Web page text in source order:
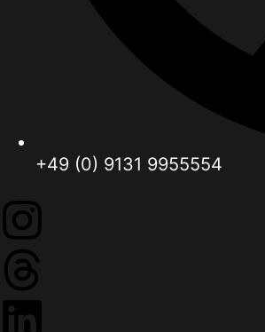
+49 (0) 9131 9955554